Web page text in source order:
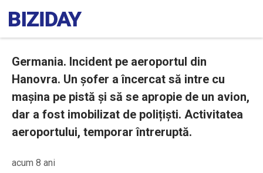
Germania. Incident pe aeroportul din
Hanovra. Un șofer a încercat să intre cu
mașina pe pistă și să se apropie de un avion,
dar a fost imobilizat de polițiști. Activitatea
aeroportului, temporar întreruptă.
acum 8 ani